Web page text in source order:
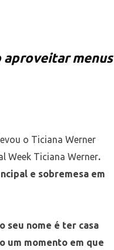
aproveitar menus
o Ticiana Werner
Week Ticiana Werner.
e sobremesa em
seu nome é ter casa
um momento em que